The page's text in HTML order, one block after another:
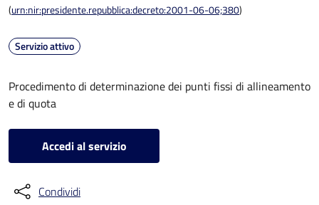
(urn:nir:presidente.repubblica:decreto:2001-06-06;380)
Servizio attivo
Procedimento di determinazione dei punti fissi di allineamento
e di quota
Accedi al servizio
Condividi